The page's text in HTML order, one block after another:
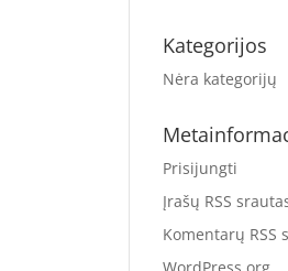
Kategorijos
Nėra kategorijų
Prisijungti
Įrašų RSS
Komentarų RSS